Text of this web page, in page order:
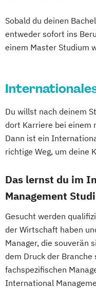
Coaching und
Computer
Customer
DevOps und
Digital
Digital
Digital
Digital Product
Digitale
Digitale
E-Beratung in
E-Commerce
Engineering
Energy
Engineering
Ergotherapie
General
Gesundheits-
Health
Global Green
Global
Global
Hebammen
IT Architecture
Sobald du deinen
entweder sofort ins
einem Master Studium
Du willst nach deinem
dort Karriere bei einem
Dann ist ein
richtige Weg, um deine
Das lernst du im
Management
Gesucht werden
der Wirtschaft haben
Manager, die souverän
dem Druck der
fachspezifischen
International